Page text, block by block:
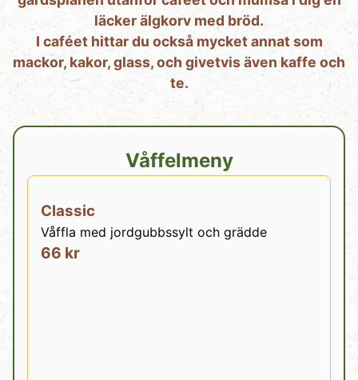
läcker älgkorv med bröd.
I caféet hittar du också mycket annat som
mackor, kakor, glass, och givetvis även kaffe och
te.
Våffelmeny
Classic
Våffla med jordgubbssylt och grädde
66 kr